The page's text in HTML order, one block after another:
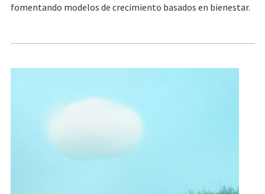
fomentando modelos de crecimiento basados en bienestar.